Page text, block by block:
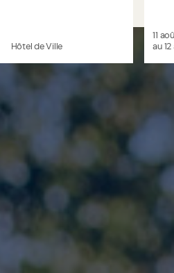
Hôtel de Ville
11
au